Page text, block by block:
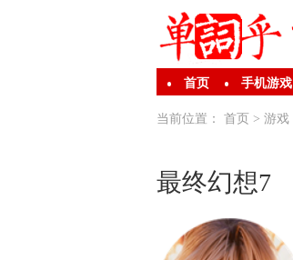
首页 手机游戏
当前位置： 首页 > 游戏
最终幻想7